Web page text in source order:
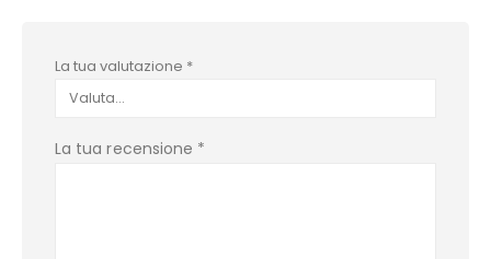
La tua valutazione *
La tua recensione *